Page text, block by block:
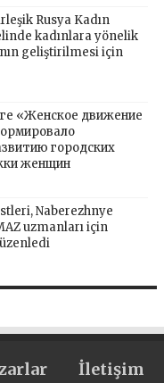
Rusya Kadın
kadınlara yönelik
geliştirilmesi için
«Женское движение
городских
женщин
Naberezhnye
uzmanları için
İletişim